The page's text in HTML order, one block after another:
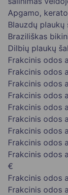
Apgamo,
Blauzdų plaukų
Braziliškas
Dilbių plaukų
Frakcinis odos
Frakcinis odos
Frakcinis odos
Frakcinis odos
Frakcinis odos
Frakcinis odos
Frakcinis odos
Frakcinis odos
Frakcinis odos
€
Frakcinis odos
Frakcinis odos